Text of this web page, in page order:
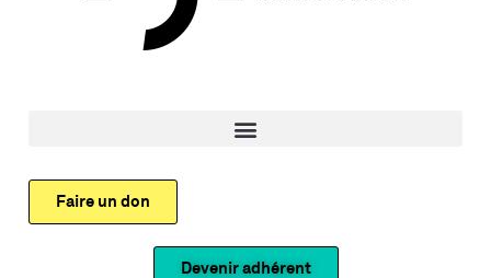
Faire un don
Devenir adhérent